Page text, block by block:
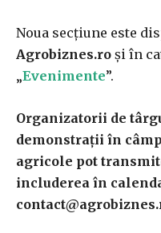
Noua secțiune este
Agrobiznes.ro și în
„Evenimente”.
Organizatorii de
demonstrații în
agricole pot
includerea în